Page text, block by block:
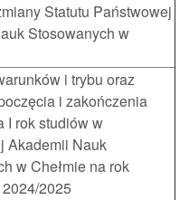
Statutu Państwowej
Stosowanych w
i trybu oraz
i zakończenia
I rok studiów w
Akademii Nauk
w Chełmie na rok
2025